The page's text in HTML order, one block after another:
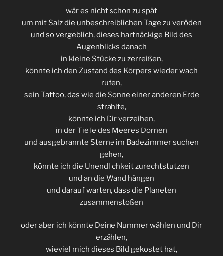
wär es nicht schon zu spät
um mit Salz die unbeschreiblichen Tage zu veröden
und so vergeblich, dieses hartnäckige Bild des
Augenblicks danach
in kleine Stücke zu zerreißen,
könnte ich den Zustand des Körpers wieder wach
rufen,
sein Tattoo, das wie die Sonne einer anderen Erde
strahlte,
könnte ich Dir verzeihen,
in der Tiefe des Meeres Dornen
und ausgebrannte Sterne im Badezimmer suchen
gehen,
könnte ich die Unendlichkeit zurechtstutzen
und an die Wand hängen
und darauf warten, dass die Planeten
zusammenstoßen
oder aber ich könnte Deine Nummer wählen und Dir
erzählen,
wieviel mich dieses Bild gekostet hat,